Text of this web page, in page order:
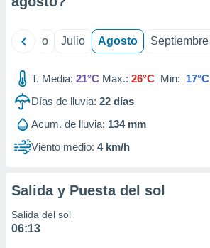
mediante
publicidad
publicidad
1199
Junio Julio Agosto Septiembre
T. Media: 21°C Max.: 26°C Min: 17°C
Días de lluvia: 22 días
Acum. de lluvia: 134 mm
Viento medio: 4 km/h
Salida y Puesta del sol
Salida del sol
06:13